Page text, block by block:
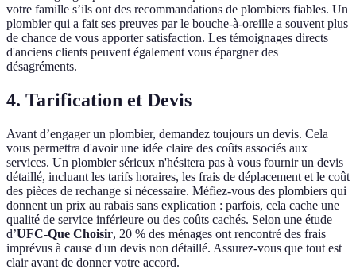
votre famille s’ils ont des recommandations de plombiers fiables. Un
plombier qui a fait ses preuves par le bouche-à-oreille a souvent plus
de chance de vous apporter satisfaction. Les témoignages directs
d'anciens clients peuvent également vous épargner des
désagréments.
4. Tarification et Devis
Avant d’engager un plombier, demandez toujours un devis. Cela
vous permettra d'avoir une idée claire des coûts associés aux
services. Un plombier sérieux n'hésitera pas à vous fournir un devis
détaillé, incluant les tarifs horaires, les frais de déplacement et le coût
des pièces de rechange si nécessaire. Méfiez-vous des plombiers qui
donnent un prix au rabais sans explication : parfois, cela cache une
qualité de service inférieure ou des coûts cachés. Selon une étude
d’UFC-Que Choisir, 20 % des ménages ont rencontré des frais
imprévus à cause d'un devis non détaillé. Assurez-vous que tout est
clair avant de donner votre accord.